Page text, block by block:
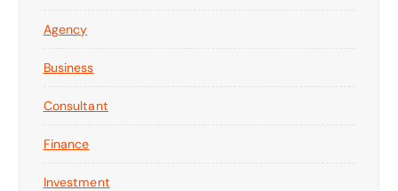
Agency
Business
Consultant
Finance
Investment